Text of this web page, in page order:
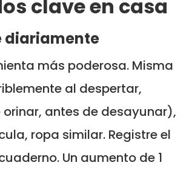
clave en casa
diariamente
más poderosa. Misma
al despertar,
orinar, antes de desayunar),
ropa similar. Registre el
Un aumento de 1